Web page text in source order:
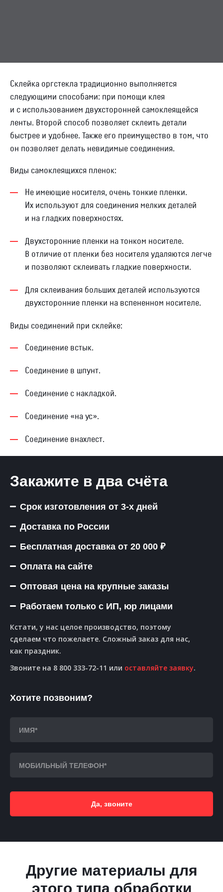
НИЖНИЙ НОВГОРОД
8 (800) 333-72-11
sale@plastikam.ru
Склейка оргстекла традиционно выполняется
следующими способами: при помощи клея
и с использованием двухсторонней самоклеящейся
ленты. Второй способ позволяет склеить детали
быстрее и удобнее. Также его преимущество в том, что
он позволяет делать невидимые соединения.
Виды самоклеящихся пленок:
Не имеющие носителя, очень тонкие пленки.
Их используют для соединения мелких деталей
и на гладких поверхностях.
Двухсторонние пленки на тонком носителе.
В отличие от пленки без носителя удаляются легче
и позволяют склеивать гладкие поверхности.
Для склеивания больших деталей используются
двухсторонние пленки на вспененном носителе.
Виды соединений при склейке:
Соединение встык.
Соединение в шпунт.
Соединение с накладкой.
Соединение «на ус».
Соединение внахлест.
Закажите в два счёта
Срок изготовления от 3-х дней
Доставка по России
Бесплатная доставка от 20 000 ₽
Оплата на сайте
Оптовая цена на крупные заказы
Работаем только с ИП, юр лицами
Кстати, у нас целое производство, поэтому
сделаем что пожелаете. Сложный заказ для нас,
как праздник.
Звоните на 8 800 333-72-11 или оставляйте заявку.
Хотите позвоним?
Да, звоните
Другие материалы для
этого типа обработки